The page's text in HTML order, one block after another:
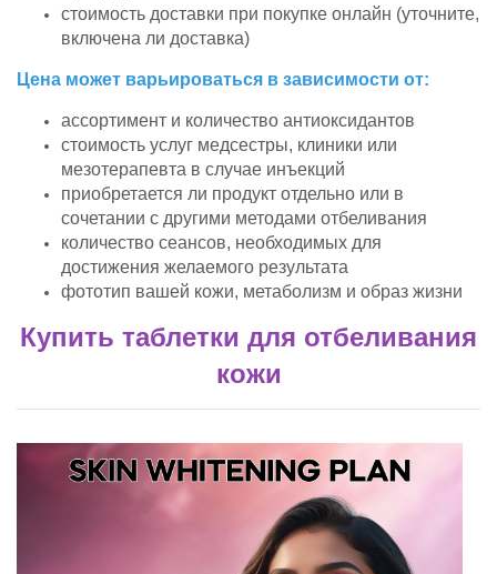
стоимость доставки при покупке онлайн (уточните,
включена ли доставка)
Цена может варьироваться в зависимости от:
ассортимент и количество антиоксидантов
стоимость услуг медсестры, клиники или
мезотерапевта в случае инъекций
приобретается ли продукт отдельно или в
сочетании с другими методами отбеливания
количество сеансов, необходимых для
достижения желаемого результата
фототип вашей кожи, метаболизм и образ жизни
Купить таблетки для отбеливания
кожи